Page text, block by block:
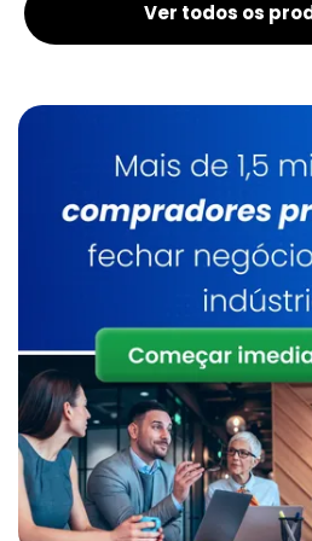
Distribuidor De
Distribuidor De
Manipulador De Produtos
Distribuidor De
Manipulador De Sacos
Empresa De Manipulador
Caixas
Manipulador De Sacos A
Ver todos os